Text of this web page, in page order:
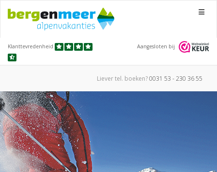
Menu
Klanttevredenheid Aangesloten bij
Liever tel. boeken?0031 53 - 230 36 55